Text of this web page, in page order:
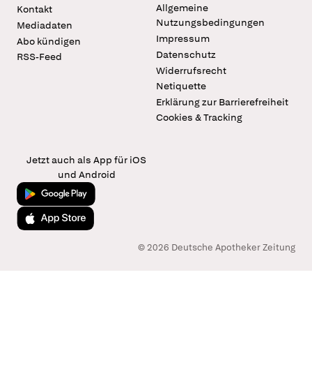
Kontakt
Mediadaten
Abo kündigen
RSS-Feed
Allgemeine
Nutzungsbedingungen
Impressum
Datenschutz
Widerrufsrecht
Netiquette
Erklärung zur Barrierefreiheit
Cookies & Tracking
Jetzt auch als App für iOS
und Android
Jetzt bei Google Play
Laden im App Store
© 2026 Deutsche Apotheker Zeitung